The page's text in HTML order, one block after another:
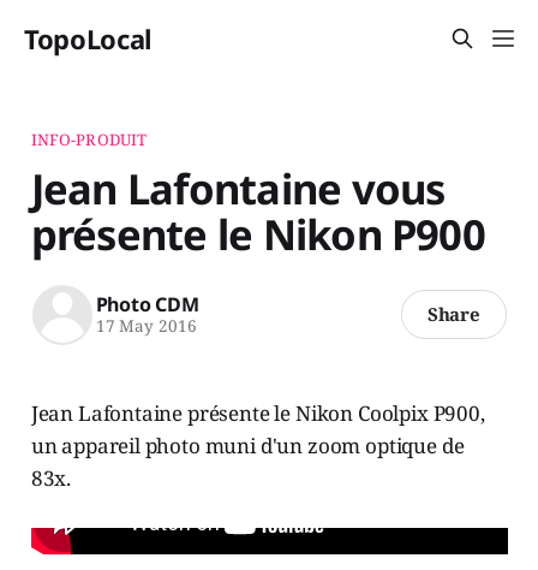
TopoLocal
INFO-PRODUIT
Jean Lafontaine vous
présente le Nikon P900
Photo CDM
17 May 2016 Share
Jean Lafontaine présente le Nikon Coolpix P900,
un appareil photo muni d'un zoom optique de
83x.